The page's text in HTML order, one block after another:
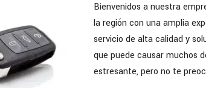
Bienvenidos a nuestra
la región con una amplia
servicio de alta calidad y
que puede causar muchos
estresante, pero no te